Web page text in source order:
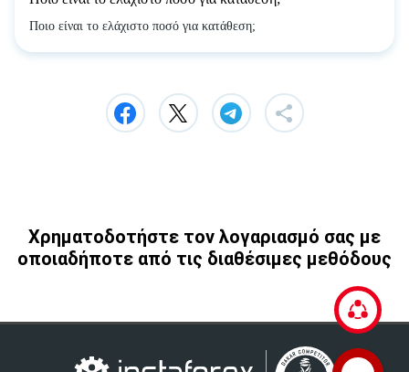
Ποιο είναι το ελάχιστο ποσό για κατάθεση;
Χρηματοδοτήστε τον λογαριασμό σας με
οποιαδήποτε από τις διαθέσιμες μεθόδους